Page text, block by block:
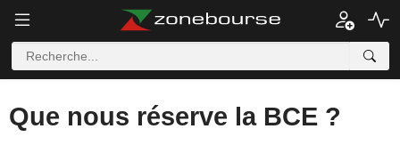
Que nous réserve la BCE ?